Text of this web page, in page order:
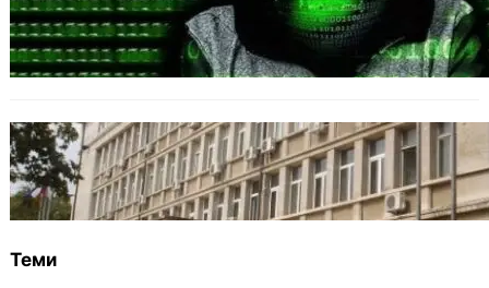
Разкриха дългогодишен пробив в
държавни информационни системи
ОБЩЕСТВО
Домашният арест на шофьора, обвинен за
смъртта на моторист, остава в сила
Теми